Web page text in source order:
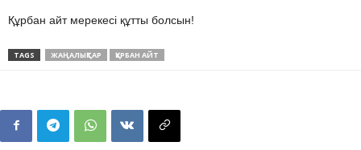
Құрбан айт мерекесі құтты болсын!
TAGS ЖАҢАЛЫҚТАР ҚҰРБАН АЙТ